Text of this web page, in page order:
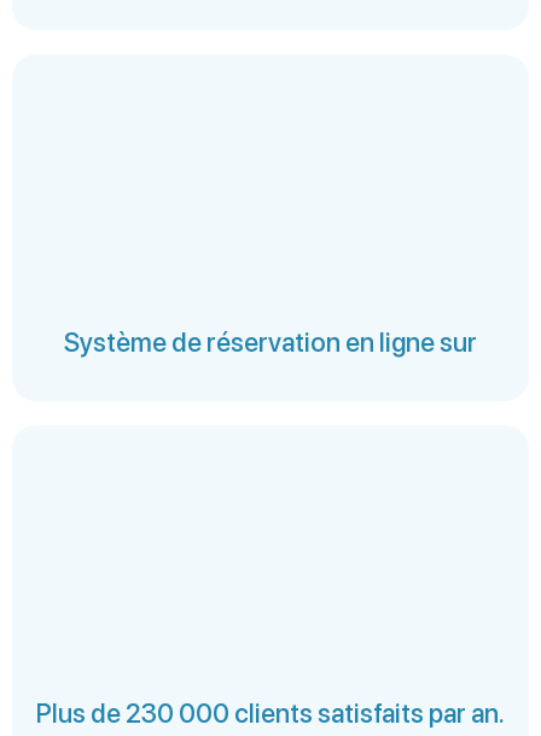
Système de réservation en ligne sur
Plus de 230 000 clients satisfaits par an.